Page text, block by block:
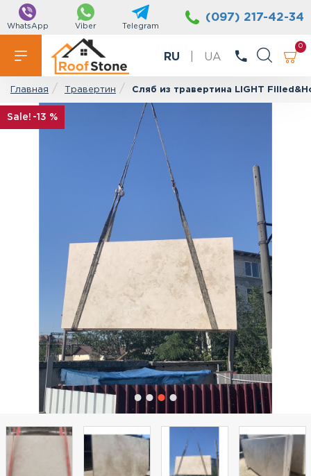
WhatsApp Viber Telegram
(097) 217-42-34
RU UA
0
Главная Травертин Сляб из травертина LIGHT
-13 %